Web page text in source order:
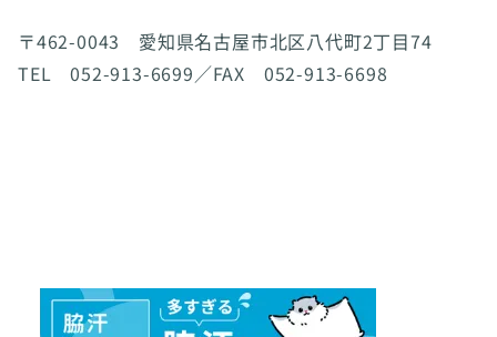
〒462-0043 愛知県名古屋市北区八代町2丁目74
TEL 052-913-6699／FAX 052-913-6698